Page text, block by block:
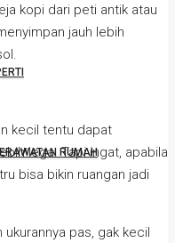
RUMAH
kopi dari peti antik atau
jauh lebih
kecil tentu dapat
lega. Tapi ingat, apabila
bisa bikin ruangan jadi
ukurannya pas, gak kecil